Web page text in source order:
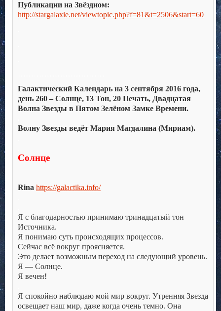
Публикации на Звёздном:
http://stargalaxie.net/viewtopic.php?f=81&t=2506&start=60
Галактический Календарь на 3 сентября 2016 года,
день 260 – Солнце, 13 Тон, 20 Печать, Двадцатая
Волна Звезды в Пятом Зелёном Замке Времени.
Волну Звезды ведёт Мария Магдалина (Мириам).
Солнце
Rina https://galactika.info/
Я с благодарностью принимаю тринадцатый тон
Источника.
Я понимаю суть происходящих процессов.
Сейчас всё вокруг проясняется.
Это делает возможным переход на следующий уровень.
Я — Солнце.
Я вечен!
Я спокойно наблюдаю мой мир вокруг. Утренняя Звезда
освещает наш мир, даже когда очень темно. Она